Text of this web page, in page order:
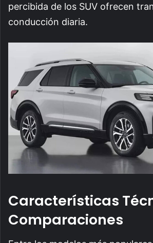
percibida de los SUV ofrecen
conducción diaria.
Características
Comparaciones